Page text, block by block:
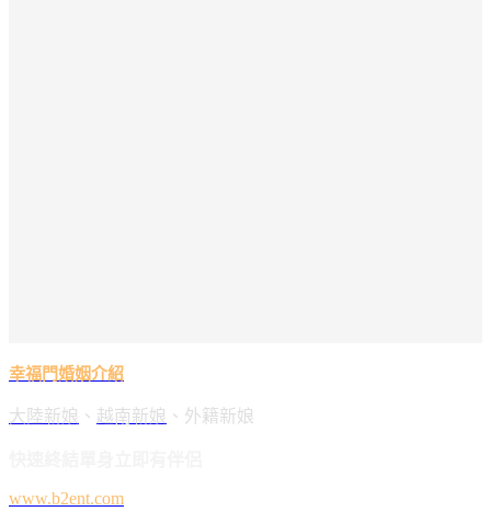
幸福門婚姻介紹
大陸新娘 、 越南新娘 、外籍新娘
www.b2ent.com